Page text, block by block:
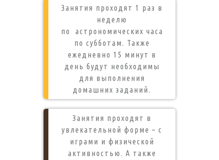
Занятия проходят 1 раз в
неделю
по астрономических часа
по субботам. Также
ежедневно 15 минут в
день будут необходимы
для выполнения
домашних заданий.
Занятия проходят в
увлекательной форме – с
играми и физической
активностью. А также